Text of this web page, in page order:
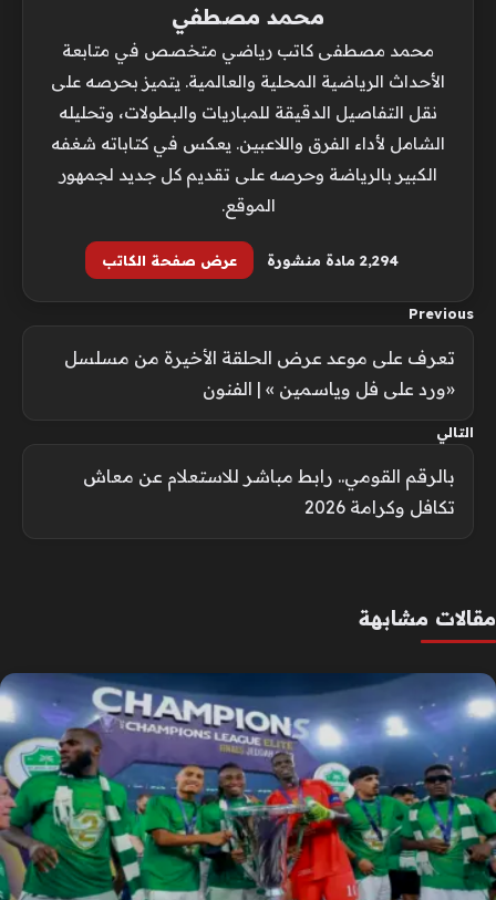
محمد مصطفي
محمد مصطفى كاتب رياضي متخصص في متابعة
الأحداث الرياضية المحلية والعالمية. يتميز بحرصه على
نقل التفاصيل الدقيقة للمباريات والبطولات، وتحليله
الشامل لأداء الفرق واللاعبين. يعكس في كتاباته شغفه
الكبير بالرياضة وحرصه على تقديم كل جديد لجمهور
الموقع.
2٬294 مادة منشورة عرض صفحة الكاتب
Previous
تعرف على موعد عرض الحلقة الأخيرة من مسلسل
«ورد على فل وياسمين » | الفنون
التالي
بالرقم القومي.. رابط مباشر للاستعلام عن معاش
تكافل وكرامة 2026
مقالات مشابهة